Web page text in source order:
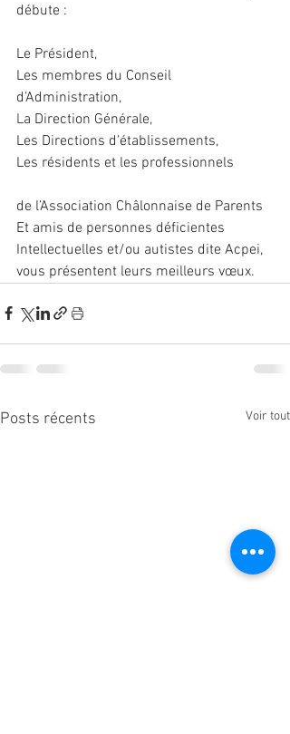
débute :
Le Président,
Les membres du Conseil
d’Administration,
La Direction Générale,
Les Directions d’établissements,
Les résidents et les professionnels
de l’Association Châlonnaise de Parents
Et amis de personnes déficientes
Intellectuelles et/ou autistes dite Acpei,
vous présentent leurs meilleurs vœux.
Posts récents Voir tout